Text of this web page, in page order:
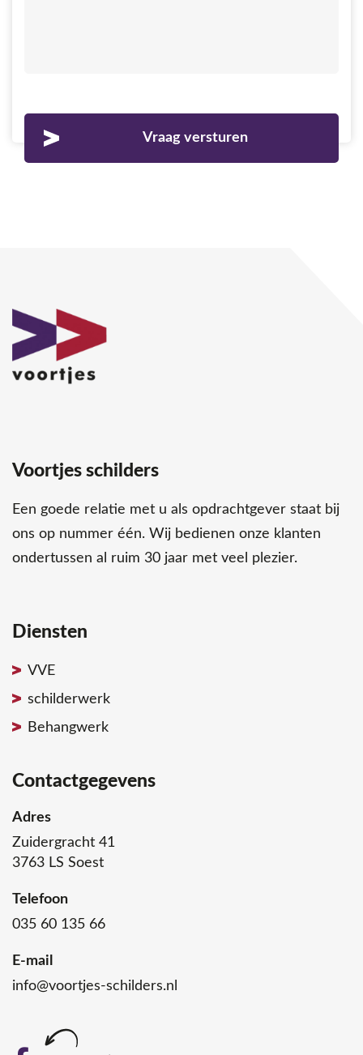
Voortjes schilders
Een goede relatie met u als opdrachtgever staat bij
ons op nummer één. Wij bedienen onze klanten
ondertussen al ruim 30 jaar met veel plezier.
Diensten
VVE
schilderwerk
Behangwerk
Contactgegevens
Adres
Zuidergracht 41
3763 LS Soest
Telefoon
035 60 135 66
E-mail
info@voortjes-schilders.nl